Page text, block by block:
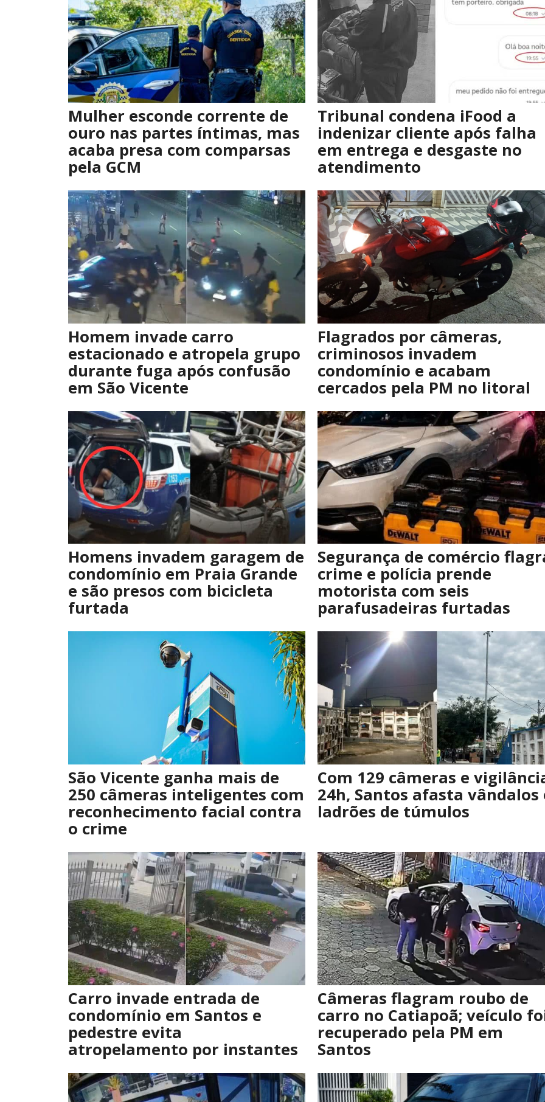
Mulher esconde corrente de
ouro nas partes íntimas, mas
acaba presa com comparsas
pela GCM
Tribunal condena iFood a
indenizar cliente após falha
em entrega e desgaste no
atendimento
Homem invade carro
estacionado e atropela grupo
durante fuga após confusão
em São Vicente
Flagrados por câmeras,
criminosos invadem
condomínio e acabam
cercados pela PM no litoral
Homens invadem garagem de
condomínio em Praia Grande
e são presos com bicicleta
furtada
Segurança de comércio
crime e polícia prende
motorista com seis
parafusadeiras furtadas
São Vicente ganha mais de
250 câmeras inteligentes com
reconhecimento facial contra
o crime
Com 129 câmeras e
24h, Santos afasta vândalos
ladrões de túmulos
Carro invade entrada de
condomínio em Santos e
pedestre evita
atropelamento por instantes
Câmeras flagram roubo de
carro no Catiapoã; veículo
recuperado pela PM em
Santos